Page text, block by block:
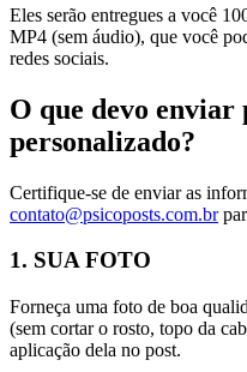
Eles serão entregues a você
MP4 (sem áudio), que você
redes sociais.
O que devo enviar
personalizado?
Certifique-se de enviar as
contato@psicoposts.com.br
1. SUA FOTO
Forneça uma foto de boa
(sem cortar o rosto, topo da
aplicação dela no post.